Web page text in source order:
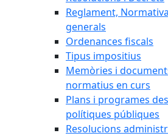
Reglament,
generals
Ordenances fiscals
Tipus impositius
Memòries i
normatius en curs
Plans i programes
polítiques públiques
Resolucions